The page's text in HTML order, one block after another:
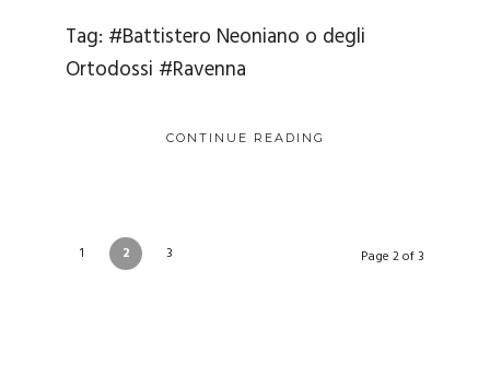
Tag: #Battistero Neoniano o degli
Ortodossi #Ravenna
CONTINUE READING
1 2 3 Page 2 of 3